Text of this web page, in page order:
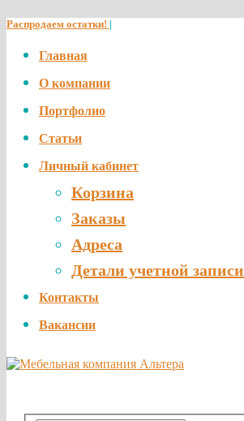
Распродаем остатки! |
Главная
О компании
Портфолио
Статьи
Личный кабинет
Корзина
Заказы
Адреса
Детали учетной записи
Контакты
Вакансии